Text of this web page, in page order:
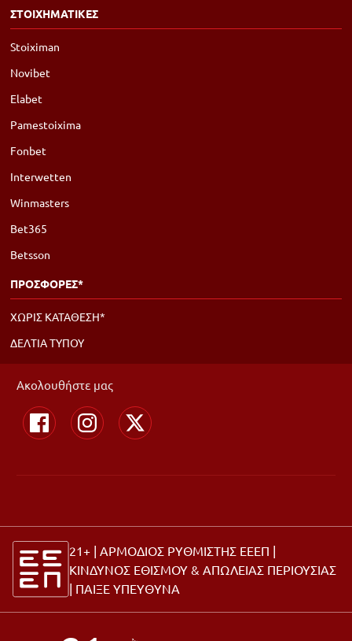
ΣΤΟΙΧΗΜΑΤΙΚΕΣ
Stoiximan
Novibet
Elabet
Pamestoixima
Fonbet
Interwetten
Winmasters
Bet365
Betsson
ΠΡΟΣΦΟΡΕΣ*
ΧΩΡΙΣ ΚΑΤΑΘΕΣΗ*
ΔΕΛΤΙΑ ΤΥΠΟΥ
Ακολουθήστε μας
21+ | ΑΡΜΟΔΙΟΣ ΡΥΘΜΙΣΤΗΣ ΕΕΕΠ |
ΚΙΝΔΥΝΟΣ ΕΘΙΣΜΟΥ & ΑΠΩΛΕΙΑΣ ΠΕΡΙΟΥΣΙΑΣ
| ΠΑΙΞΕ ΥΠΕΥΘΥΝΑ